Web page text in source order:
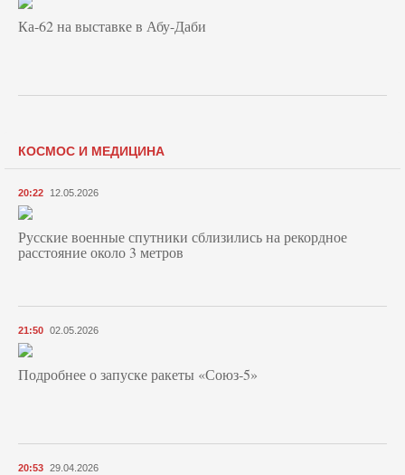
Ка-62 на выставке в Абу-Даби
КОСМОС И МЕДИЦИНА
20:22 12.05.2026
Русские военные спутники сблизились на рекордное
расстояние около 3 метров
21:50 02.05.2026
Подробнее о запуске ракеты «Союз‑5»
20:53 29.04.2026